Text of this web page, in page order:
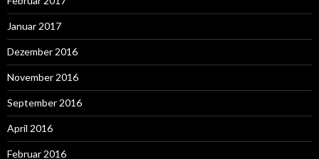
Januar 2017
Dezember 2016
November 2016
September 2016
April 2016
Februar 2016